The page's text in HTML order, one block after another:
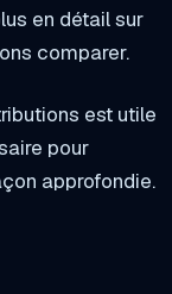
en détail sur
comparer.
est utile
pour
approfondie.